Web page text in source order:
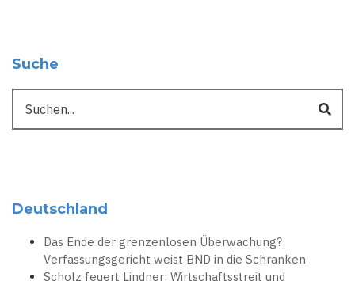
Suche
Deutschland
Das Ende der grenzenlosen Überwachung?
Verfassungsgericht weist BND in die Schranken
Scholz feuert Lindner: Wirtschaftsstreit und